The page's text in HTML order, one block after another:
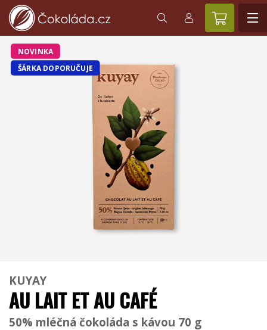
NOVINKA
ŠÁRKA DOPORUČUJE
KUYAY
AU LAIT ET AU CAFÉ
50% mléčná čokoláda s kávou 70 g